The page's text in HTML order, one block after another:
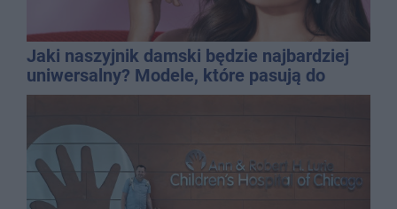
Jaki naszyjnik damski będzie najbardziej
uniwersalny? Modele, które pasują do
wielu stylizacji